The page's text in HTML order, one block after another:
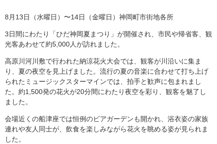
8月13日（水曜日）〜14日（金曜日）神岡町市街地各所
3日間にわたり「ひだ神岡夏まつり」が開催され、市民や帰省客、観
光客あわせて約5,000人が訪れました。
高原川河川敷で行われた納涼花火大会では、観客が川沿いに集ま
り、夏の夜空を見上げました。流行の夏の音楽に合わせて打ち上げ
られたミュージックスターマインでは、拍手と歓声に包まれまし
た。約1,500発の花火が20分間にわたり夜空を彩り、観客を魅了し
ました。
会場近くの船津座では恒例のビアガーデンも開かれ、浴衣姿の家族
連れや友人同士が、飲食を楽しみながら花火を眺める姿が見られま
した。